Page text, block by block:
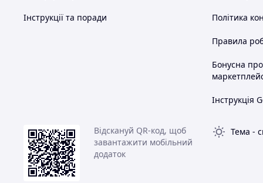
Інструкції та поради Політика
Правила
Бонусна
Інструкція
Відскануй QR-код, щоб
завантажити мобільний
додаток
Тема -